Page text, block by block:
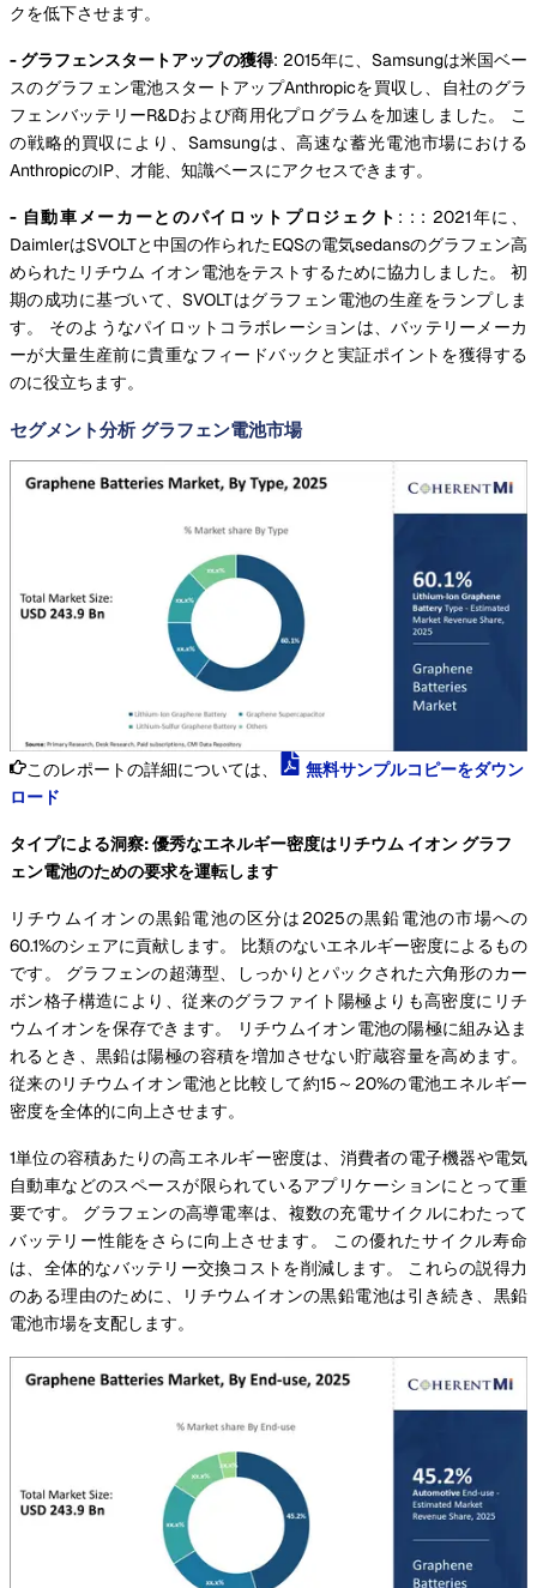
クを低下させます。
- グラフェンスタートアップの獲得: 2015年に、Samsungは米国ベー
スのグラフェン電池スタートアップAnthropicを買収し、自社のグラ
フェンバッテリーR&Dおよび商用化プログラムを加速しました。 こ
の戦略的買収により、Samsungは、高速な蓄光電池市場における
AnthropicのIP、才能、知識ベースにアクセスできます。
- 自動車メーカーとのパイロットプロジェクト : : : 2021年に、
DaimlerはSVOLTと中国の作られたEQSの電気sedansのグラフェン高
められたリチウム イオン電池をテストするために協力しました。 初
期の成功に基づいて、SVOLTはグラフェン電池の生産をランプしま
す。 そのようなパイロットコラボレーションは、バッテリーメーカ
ーが大量生産前に貴重なフィードバックと実証ポイントを獲得する
のに役立ちます。
セグメント分析 グラフェン電池市場
このレポートの詳細については、
無料サンプルコピーをダウン
ロード
タイプによる洞察: 優秀なエネルギー密度はリチウム イオン グラフ
ェン電池のための要求を運転します
リチウムイオンの黒鉛電池の区分は2025の黒鉛電池の市場への
60.1%のシェアに貢献します。 比類のないエネルギー密度によるもの
です。 グラフェンの超薄型、しっかりとパックされた六角形のカー
ボン格子構造により、従来のグラファイト陽極よりも高密度にリチ
ウムイオンを保存できます。 リチウムイオン電池の陽極に組み込ま
れるとき、黒鉛は陽極の容積を増加させない貯蔵容量を高めます。
従来のリチウムイオン電池と比較して約15～20%の電池エネルギー
密度を全体的に向上させます。
1単位の容積あたりの高エネルギー密度は、消費者の電子機器や電気
自動車などのスペースが限られているアプリケーションにとって重
要です。 グラフェンの高導電率は、複数の充電サイクルにわたって
バッテリー性能をさらに向上させます。 この優れたサイクル寿命
は、全体的なバッテリー交換コストを削減します。 これらの説得力
のある理由のために、リチウムイオンの黒鉛電池は引き続き、黒鉛
電池市場を支配します。